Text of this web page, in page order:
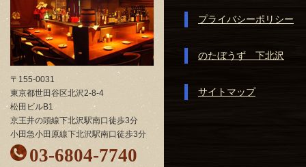
〒155-0031
東京都世田谷区北沢2-8-4
松田ビルB1
京王井の頭線下北沢駅南口徒歩3分
小田急小田原線下北沢駅南口徒歩3分
03-6804-7740
プライバシーポリシー
のたぼうず 下北沢
サイトマップ